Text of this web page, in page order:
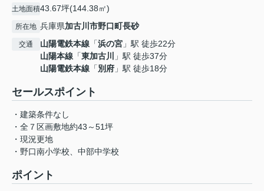
土地面積43.67坪(144.38㎡)
所在地 兵庫県加古川市野口町長砂
交通 山陽電鉄本線 「浜の宮 」駅 徒歩22分
山陽本線 「東加古川
」駅 徒歩37分
山陽電鉄本線 「別府 」駅 徒歩18分
セールスポイント
・建築条件なし
・全７区画敷地約43～51坪
・現況更地
・野口南小学校、中部中学校
ポイント